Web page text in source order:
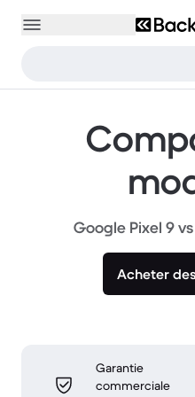
Google Pixel 9
Acheter
Garantie
commerciale